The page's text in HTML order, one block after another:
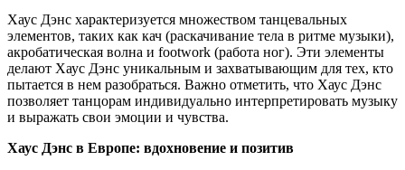
Хаус Дэнс характеризуется множеством танцевальных
элементов, таких как кач (раскачивание тела в ритме музыки),
акробатическая волна и footwork (работа ног). Эти элементы
делают Хаус Дэнс уникальным и захватывающим для тех, кто
пытается в нем разобраться. Важно отметить, что Хаус Дэнс
позволяет танцорам индивидуально интерпретировать музыку
и выражать свои эмоции и чувства.
Хаус Дэнс в Европе: вдохновение и позитив